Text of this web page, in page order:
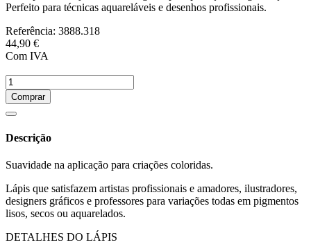
Perfeito para técnicas aquareláveis e desenhos profissionais.
Referência: 3888.318
44,90 €
Com IVA
Comprar
Descrição
Suavidade na aplicação para criações coloridas.
Lápis que satisfazem artistas profissionais e amadores, ilustradores,
designers gráficos e professores para variações todas em pigmentos
lisos, secos ou aquarelados.
DETALHES DO LÁPIS